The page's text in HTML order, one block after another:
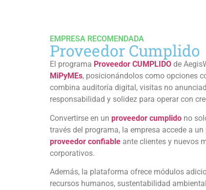
EMPRESA RECOMENDADA
Proveedor Cumplido
El programa Proveedor CUMPLIDO de
MiPyMEs, posicionándolos como opciones
combina auditoría digital, visitas no
responsabilidad y solidez para operar con
Convertirse en un proveedor cumplido no
través del programa, la empresa accede a
proveedor confiable ante clientes y nuevos
corporativos.
Además, la plataforma ofrece módulos
recursos humanos, sustentabilidad